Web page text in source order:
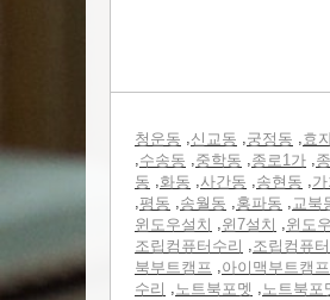
청운동 ,신교동 ,궁정동 ,효
,수송동 ,중학동 ,종로1가 ,
동 ,화동 ,사간동 ,송현동 ,
,평동 ,송월동 ,홍파동 ,교북
윈도우설치 ,윈7설치 ,윈도
조립컴퓨터수리 ,조립컴퓨
북부트캠프 ,아이맥부트캠프
수리 ,노트북포멧 ,노트북포